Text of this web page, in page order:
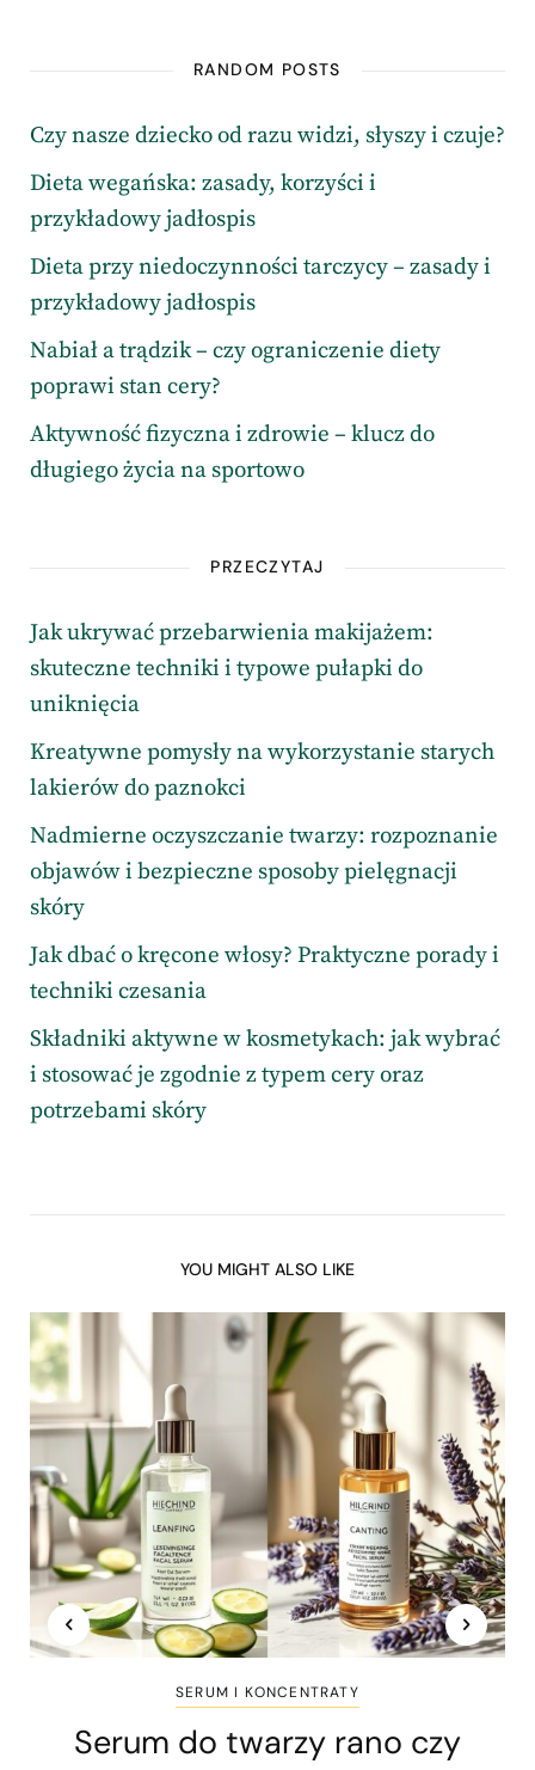
RANDOM POSTS
Czy nasze dziecko od razu widzi, słyszy i czuje?
Dieta wegańska: zasady, korzyści i
przykładowy jadłospis
Dieta przy niedoczynności tarczycy – zasady i
przykładowy jadłospis
Nabiał a trądzik – czy ograniczenie diety
poprawi stan cery?
Aktywność fizyczna i zdrowie – klucz do
długiego życia na sportowo
PRZECZYTAJ
Jak ukrywać przebarwienia makijażem:
skuteczne techniki i typowe pułapki do
uniknięcia
Kreatywne pomysły na wykorzystanie starych
lakierów do paznokci
Nadmierne oczyszczanie twarzy: rozpoznanie
objawów i bezpieczne sposoby pielęgnacji
skóry
Jak dbać o kręcone włosy? Praktyczne porady i
techniki czesania
Składniki aktywne w kosmetykach: jak wybrać
i stosować je zgodnie z typem cery oraz
potrzebami skóry
YOU MIGHT ALSO LIKE
SERUM I KONCENTRATY
Serum do twarzy rano czy